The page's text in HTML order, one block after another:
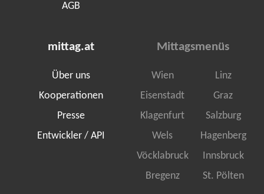
AGB
mittag.at
Über uns
Kooperationen
Presse
Entwickler / API
Mittagsmenüs
Wien
Linz
Eisenstadt
Graz
Klagenfurt
Salzburg
Wels
Hagenberg
Vöcklabruck
Innsbruck
Bregenz
St. Pölten